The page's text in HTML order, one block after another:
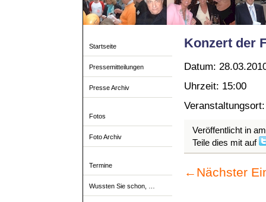
Startseite
Pressemitteilungen
Presse Archiv
Fotos
Foto Archiv
Termine
Wussten Sie schon, …
Konzert der
Datum:
Uhrzeit: 15:00
Veröffentlicht in
Teile dies mit auf
← Nächster